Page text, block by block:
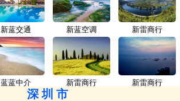
新蓝交通
蓝蓝中介
新蓝空调 新雷商行
新雷商行 新雷商行
深圳市